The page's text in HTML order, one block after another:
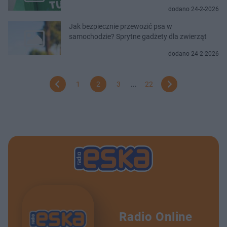
dodano 24-2-2026
Jak bezpiecznie przewozić psa w
samochodzie? Sprytne gadżety dla zwierząt
dodano 24-2-2026
1 2 3 22
Radio Online